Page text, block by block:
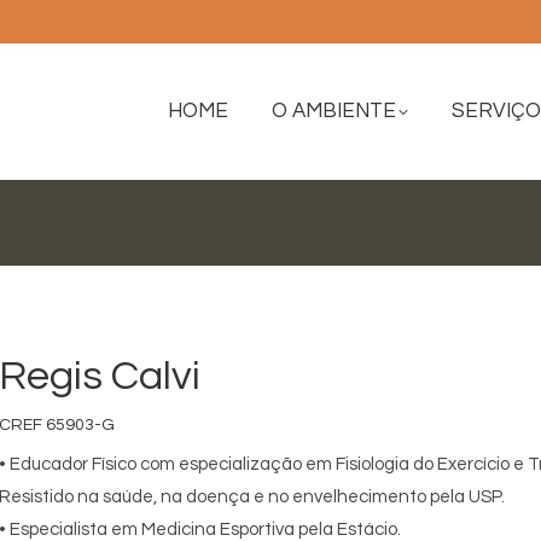
HOME O AMBIENTE
Regis Calvi
CREF 65903-G
• Educador Físico com especialização em Fisiologia do Exercício e
Resistido na saúde, na doença e no envelhecimento pela USP.
• Especialista em Medicina Esportiva pela Estácio.